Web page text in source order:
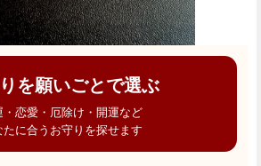
を願いごとで選ぶ
・恋愛・厄除け・開運など
たに合うお守りを探せます